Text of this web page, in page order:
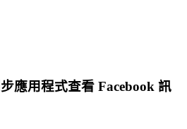
應用程式查看 Facebook 訊